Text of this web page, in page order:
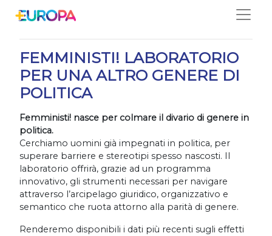
10/06/2021
FEMMINISTI! LABORATORIO
PER UNA ALTRO GENERE DI
POLITICA
Femministi! nasce per colmare il divario di genere in
politica.
Cerchiamo uomini già impegnati in politica, per
superare barriere e stereotipi spesso nascosti. Il
laboratorio offrirà, grazie ad un programma
innovativo, gli strumenti necessari per navigare
attraverso l’arcipelago giuridico, organizzativo e
semantico che ruota attorno alla parità di genere.
Renderemo disponibili i dati più recenti sugli effetti